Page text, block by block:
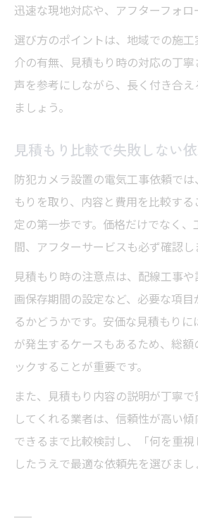
迅速な現地対応や、アフターフォロ
選び方のポイントは、地域での施
介の有無、見積もり時の対応の丁
声を参考にしながら、長く付き合
ましょう。
見積もり比較で失敗しない
防犯カメラ設置の電気工事依頼で
もりを取り、内容と費用を比較す
定の第一歩です。価格だけでなく
間、アフターサービスも必ず確認し
見積もり時の注意点は、配線工事
画保存期間の設定など、必要な項目
るかどうかです。安価な見積もり
が発生するケースもあるため、総
ックすることが重要です。
また、見積もり内容の説明が丁寧
してくれる業者は、信頼性が高い
できるまで比較検討し、「何を重
したうえで最適な依頼先を選びまし